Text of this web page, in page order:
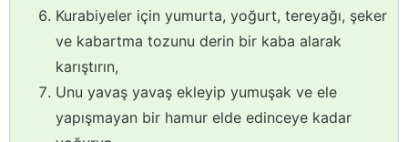
Kurabiyeler için yumurta, yoğurt, tereyağı, şeker
ve kabartma tozunu derin bir kaba alarak
karıştırın,
Unu yavaş yavaş ekleyip yumuşak ve ele
yapışmayan bir hamur elde edinceye kadar